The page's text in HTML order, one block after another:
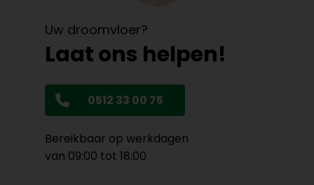
Uw droomvloer?
Laat ons helpen!
0512 33 00 75
Bereikbaar op werkdagen
van 09:00 tot 18:00